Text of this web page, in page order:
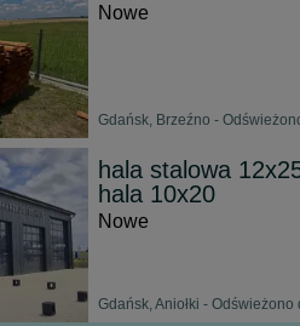
Nowe
Gdańsk, Brzeźno -
hala stalowa
hala 10x20
Nowe
Gdańsk, Aniołki -